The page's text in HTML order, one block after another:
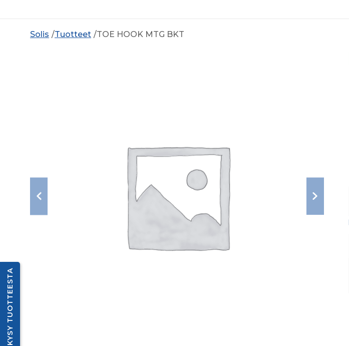
Solis Tuotteet TOE HOOK MTG BKT
KYSY TUOTTEESTA